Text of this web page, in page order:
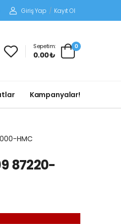
Giriş Yap / Kayıt Ol
Sepetim:
0.00 ₺
0
Kampanyalar!
HMC
87220-